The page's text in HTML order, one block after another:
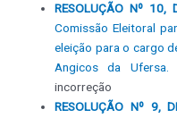
RESOLUÇÃO Nº 10,
Comissão Eleitoral
eleição para o cargo
Angicos da Ufersa.
incorreção
RESOLUÇÃO Nº 9,